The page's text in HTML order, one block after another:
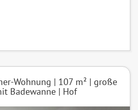
Wohnung | 107 m² | große
Badewanne | Hof